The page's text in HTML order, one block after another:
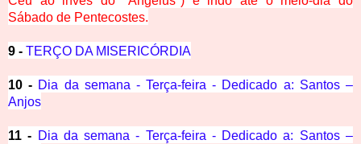
Sábado de Pentecostes.
9 - TERÇO DA MISERICÓRDIA
10 - Dia da semana - Terça-feira - Dedicado a: Santos –
Anjos
11 - Dia da semana - Terça-feira - Dedicado a: Santos –